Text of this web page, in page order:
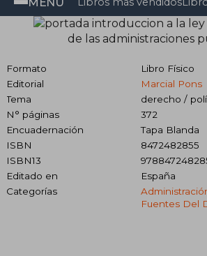
Formato
Libro Físico
Editorial
Marcial Pons
Tema
derecho /
N° páginas
372
Encuadernación
Tapa Blanda
ISBN
8472482855
ISBN13
Editado en
España
Categorías
Fuentes Del